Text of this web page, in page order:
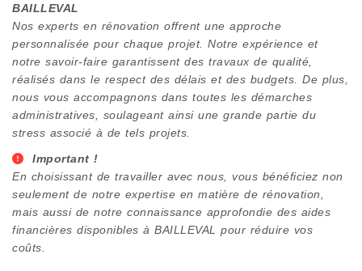
BAILLEVAL
Nos experts en rénovation offrent une approche
personnalisée pour chaque projet. Notre expérience et
notre savoir-faire garantissent des travaux de qualité,
réalisés dans le respect des délais et des budgets. De plus,
nous vous accompagnons dans toutes les démarches
administratives, soulageant ainsi une grande partie du
stress associé à de tels projets.
Important !
En choisissant de travailler avec nous, vous bénéficiez non
seulement de notre expertise en matière de rénovation,
mais aussi de notre connaissance approfondie des aides
financières disponibles à BAILLEVAL
pour réduire vos
coûts.